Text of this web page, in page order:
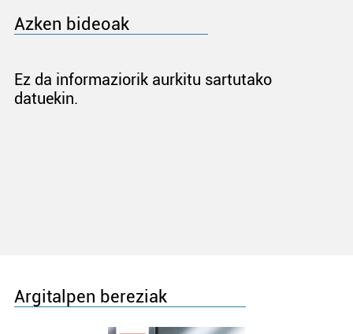
Azken bideoak
Ez da informaziorik aurkitu sartutako
datuekin.
Argitalpen bereziak